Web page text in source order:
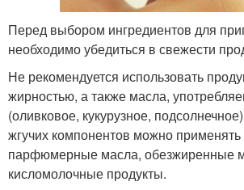
Перед выбором ингредиентов для
необходимо убедиться в свежести
Не рекомендуется использовать
жирностью, а также масла,
(оливковое, кукурузное,
жгучих компонентов можно
парфюмерные масла, обезжиренные
кисломолочные продукты.